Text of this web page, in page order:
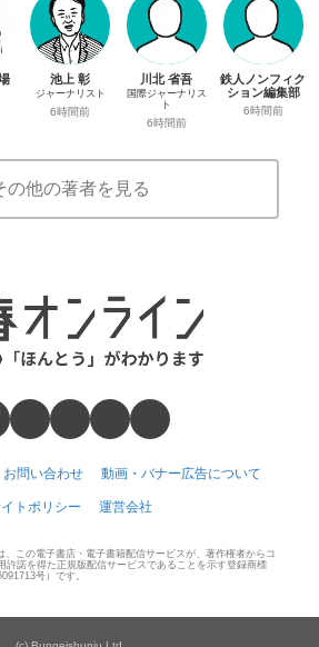
池上 彰
ジャーナリスト
6時間前
川北 省吾
国際ジャーナリス
ト
6時間前
鉄人ノンフィク
ション編集部
6時間前
の他の著者を見る
お問い合わせ 動画・バナー広告について
トポリシー 運営会社
、この電子書店・電子書籍配信サービスが、著作権者からコ
許諾を得た正規版配信サービスであることを示す登録商標
号）です。